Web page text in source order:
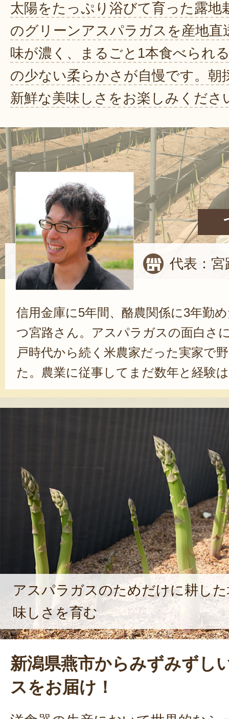
太陽をたっぷり浴びて育った露地
のグリーンアスパラガスを産地直
味が濃く、まるごと1本食べられ
の少ない柔らかさが自慢です。朝
新鮮な美味しさをお楽しみくださ
代表：宮
信用金庫に5年間、酪農関係に3年勤
つ宮路さん。アスパラガスの面白さ
戸時代から続く米農家だった実家で
た。農業に従事してまだ数年と経験
田んぼだった広大な土地を自ら改良
品目の野菜を栽培する。中でもやは
かける思いはひとしおだ。「鮮度＝
ラガスの美味しさをそのままに食卓
思い一心で始めた野菜栽培は今では
うになり、「美味しい」という声は
ネルギーになっている。宮路さんが
い食卓の時間に寄り添う」というこ
咲かせられるような美味しい野菜を
菜に愛情を注いでいく。
アスパラガスのためだけに耕し
味しさを育む
新潟県燕市からみずみずし
スをお届け！